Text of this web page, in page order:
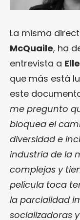
La misma
McQuaile, ha
entrevista a Elle
que más está
este
me pregunto
bloquea el
diversidad e
industria de la
complejas y
película toca
la parcialidad
socializadoras